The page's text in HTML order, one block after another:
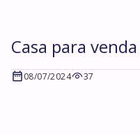
Casa para
08/07/2024 37